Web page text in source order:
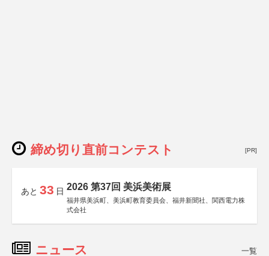
締め切り直前コンテスト [PR]
あと 33 日 2026 第37回 美浜美術展
福井県美浜町、美浜町教育委員会、福井新聞社、関西電力株
式会社
ニュース 一覧